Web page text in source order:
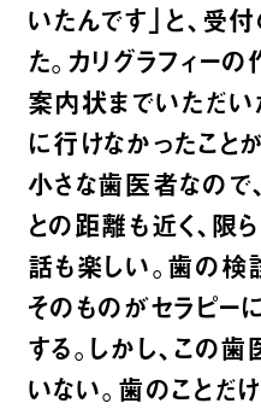
いたんです」と、受
た。カリグラフィー
案内状までいただ
に行けなかったこと
小さな歯医者なので
との距離も近く、限
話も楽しい。歯の検
そのものがセラピー
する。しかし、この
いない。歯のことだ